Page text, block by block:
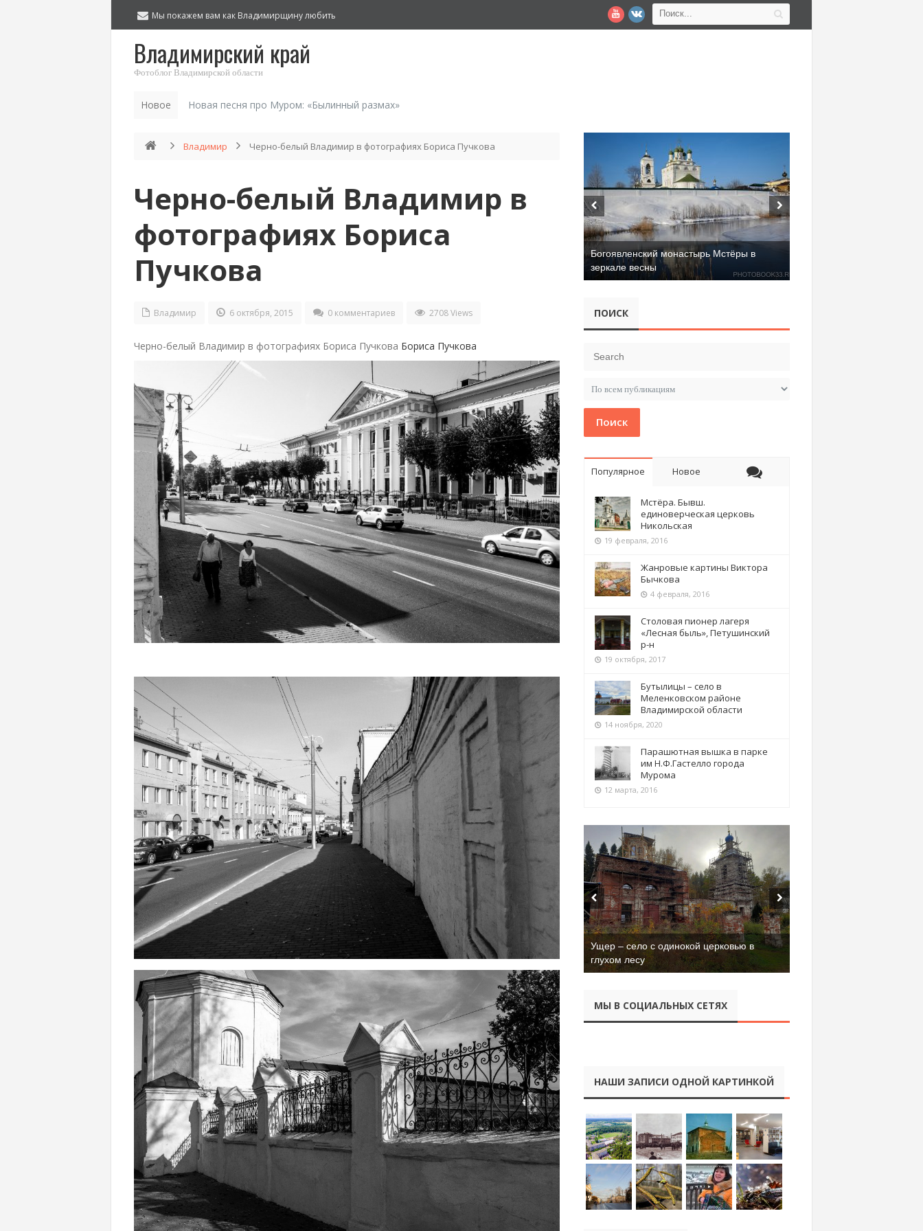
Мы покажем вам как Владимирщину любить
Владимирский край
Фотоблог Владимирской области
Новое Новая песня про Муром: «Былинный размах»
Владимир Черно-белый Владимир в фотографиях Бориса Пучкова
Черно-белый Владимир в
фотографиях Бориса
Пучкова
Владимир 6 октября, 2015 0 комментариев 2708 Views
Черно-белый Владимир в фотографиях Бориса Пучкова Бориса Пучкова
Богоявленский монастырь Мстёры в
зеркале весны
ПОИСК
Поиск
Популярное Новое
Мстёра. Бывш.
единоверческая церковь
Никольская
19 февраля, 2016
Жанровые картины Виктора
Бычкова
4 февраля, 2016
Столовая пионер лагеря
«Лесная быль», Петушинский
р-н
19 октября, 2017
Бутылицы – село в
Меленковском районе
Владимирской области
14 ноября, 2020
Парашютная вышка в парке
им Н.Ф.Гастелло города
Мурома
12 марта, 2016
Ущер – село с одинокой церковью в
глухом лесу
МЫ В СОЦИАЛЬНЫХ СЕТЯХ
НАШИ ЗАПИСИ ОДНОЙ КАРТИНКОЙ